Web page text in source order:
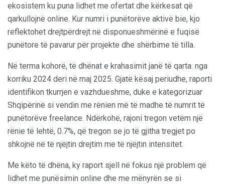
ekosistem ku puna lidhet me ofertat dhe kërkesat që
qarkullojnë online. Kur numri i punëtorëve aktivë bie, kjo
reflektohet drejtpërdrejt në disponueshmërinë e fuqisë
punëtore të pavarur për projekte dhe shërbime të tilla.
Në terma kohorë, të dhënat e krahasimit janë të qarta: nga
korriku 2024 deri në maj 2025. Gjatë kësaj periudhe, raporti
identifikon tkurrjen e vazhdueshme, duke e kategorizuar
Shqipërinë si vendin me rënien më të madhe të numrit të
punëtorëve freelance. Ndërkohë, rajoni tregon vetëm një
rënie të lehtë, 0.7%, që tregon se jo të gjitha tregjet po
shkojnë në të njëjtin drejtim me të njëjtin intensitet.
Me këto të dhëna, ky raport sjell në fokus një problem që
lidhet me punësimin online dhe me mënyrën se si